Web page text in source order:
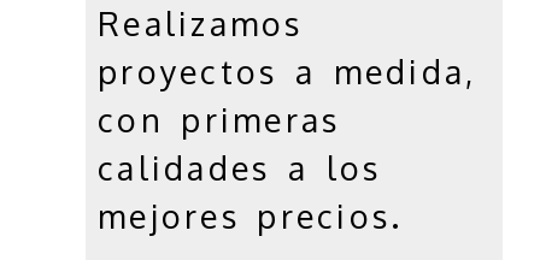
Realizamos
proyectos a medida,
con primeras
calidades a los
mejores precios.